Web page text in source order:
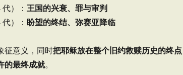
）： 王国的兴衰、罪与审判
）： 盼望的终结、弥赛亚降临
征意义，同时把耶稣放在整个旧约救赎历史的终点
的最终成就。